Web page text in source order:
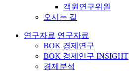
객원연구위원
오시는 길
연구자료 연구자료
BOK 경제연구
BOK 경제연구 INSIGHT
경제분석